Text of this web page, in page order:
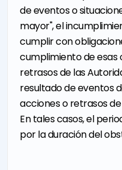
de eventos o
mayor", el
cumplir con
cumplimiento de esas
retrasos de las
resultado de eventos
acciones o retrasos
En tales casos, el
por la duración del